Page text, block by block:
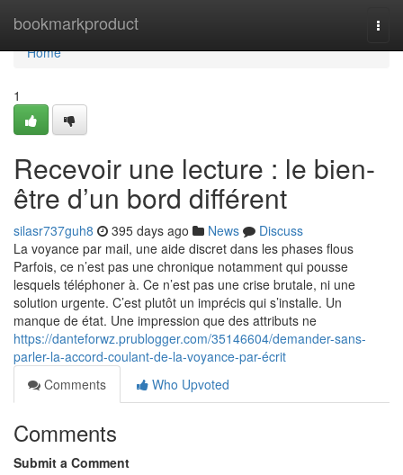
bookmarkproduct
Home
Home
1
Recevoir une lecture : le bien-
être d’un bord différent
silasr737guh8 395 days ago News
Discuss
La voyance par mail, une aide discret dans les phases flous
Parfois, ce n’est pas une chronique notamment qui pousse
lesquels téléphoner à. Ce n’est pas une crise brutale, ni une
solution urgente. C’est plutôt un imprécis qui s’installe. Un
manque de état. Une impression que des attributs ne
https://danteforwz.prublogger.com/35146604/demander-sans-
parler-la-accord-coulant-de-la-voyance-par-écrit
Comments
Who Upvoted
Comments
Submit a Comment